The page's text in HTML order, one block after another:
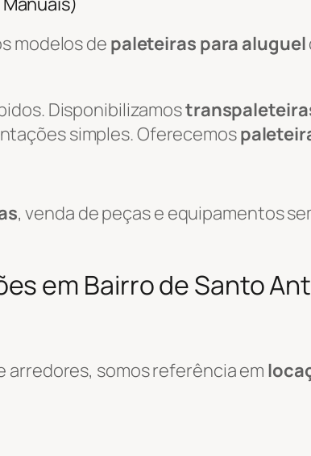
modelos de paleteiras para aluguel
Disponibilizamos
simples. Oferecemos
, venda de peças e equipamentos
em Bairro de Santo
arredores, somos referência em